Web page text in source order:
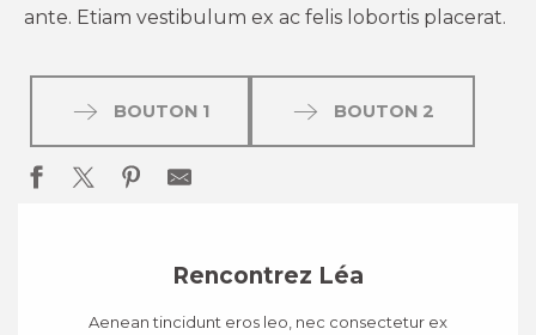
ante. Etiam vestibulum ex ac felis lobortis placerat.
BOUTON 1 BOUTON 2
Rencontrez Léa
Aenean tincidunt eros leo, nec consectetur ex